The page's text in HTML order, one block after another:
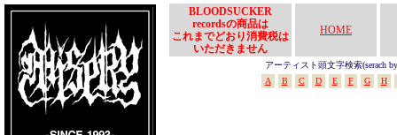
BLOODSUCKER
recordsの商品は
これまでどおり消費税は
いただきません
HOME
アーティスト頭文字検索(serach
A
B C D E F G H